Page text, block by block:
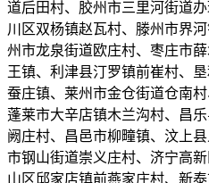
道后田村、胶州市三里河街道
川区双杨镇赵瓦村、滕州市界
州市龙泉街道欧庄村、枣庄市
王镇、利津县汀罗镇前崔村、
蚕庄镇、莱州市金仓街道仓南
蓬莱市大辛店镇木兰沟村、昌
阙庄村、昌邑市柳疃镇、汶上
市钢山街道崇义庄村、济宁高
山区邱家店镇前燕家庄村、新